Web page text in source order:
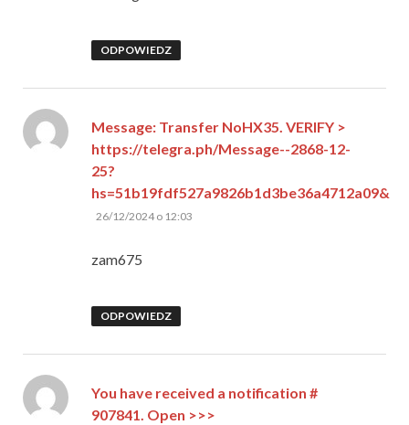
ODPOWIEDZ
Message: Transfer NoHX35. VERIFY >
https://telegra.ph/Message--2868-12-
25?
hs=51b19fdf527a9826b1d3be36a4712a09&
pisze:
26/12/2024 o 12:03
zam675
ODPOWIEDZ
You have received a notification #
907841. Open >>>